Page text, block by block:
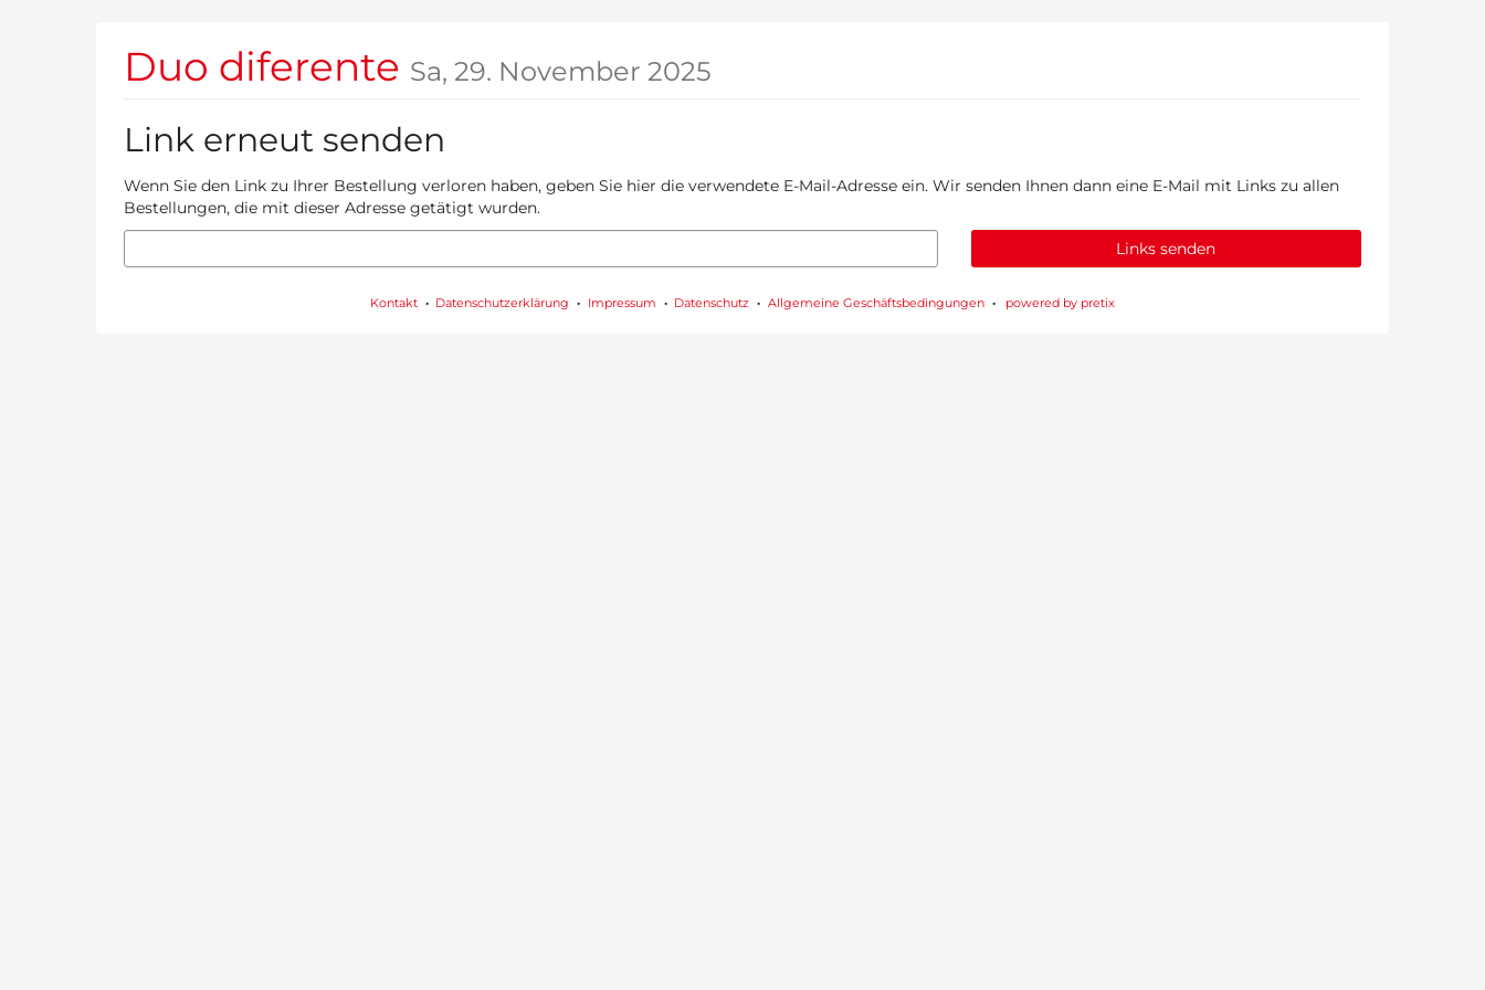
Duo diferente Sa, 29. November 2025
Link erneut senden
Wenn Sie den Link zu Ihrer Bestellung verloren haben, geben Sie hier die verwendete E-Mail-Adresse ein. Wir senden Ihnen dann eine E-Mail mit Links zu allen
Bestellungen, die mit dieser Adresse getätigt wurden.
E-
Mail
Links senden
Kontakt Datenschutzerklärung Impressum Datenschutz Allgemeine Geschäftsbedingungen powered by pretix